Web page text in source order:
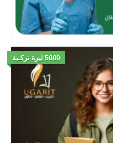
5000 ليرة تركـية